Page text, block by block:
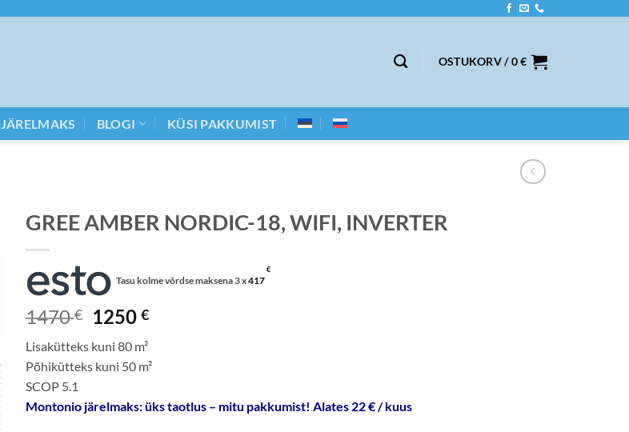
OSTUKORV /0€
JÄRELMAKS BLOGI KÜSI PAKKUMIST
GREE AMBER NORDIC-18, WIFI, INVERTER
Tasu kolme võrdse maksena 3 x417
€
1470€
Algne
oli:
1470 €.
1250 €Current
is:
1250 €.
Lisakütteks kuni 80 m²
Põhikütteks kuni 50 m²
SCOP 5.1
Montonio järelmaks: üks taotlus – mitu pakkumist! Alates 22 € / kuus